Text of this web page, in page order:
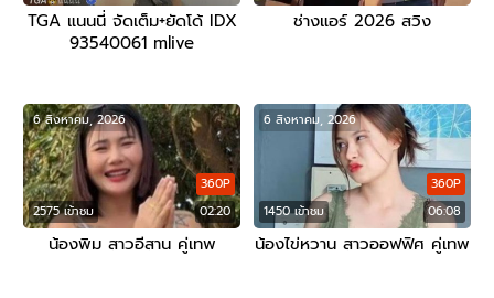
TGA แนนนี่ จัดเต็ม+ยัดโด้ IDX
93540061 mlive
ช่างแอร์ 2026 สวิง
2575 เข้าชม 02:20
360P
6 สิงหาคม, 2026
น้องพิม สาวอีสาน คู่เทพ
1450 เข้าชม 06:08
360P
6 สิงหาคม, 2026
น้องไข่หวาน สาวออฟฟิศ คู่เทพ